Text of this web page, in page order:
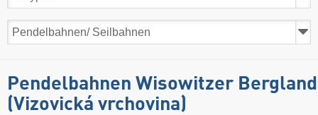
Pendelbahnen Wisowitzer Bergland
(Vizovická vrchovina)